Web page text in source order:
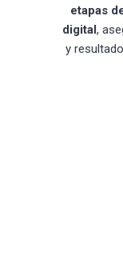
etapas
digital,
y